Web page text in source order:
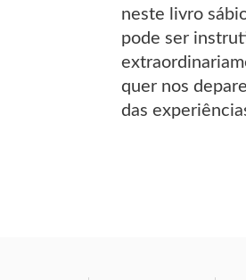
neste livro
pode ser
quer nos
das